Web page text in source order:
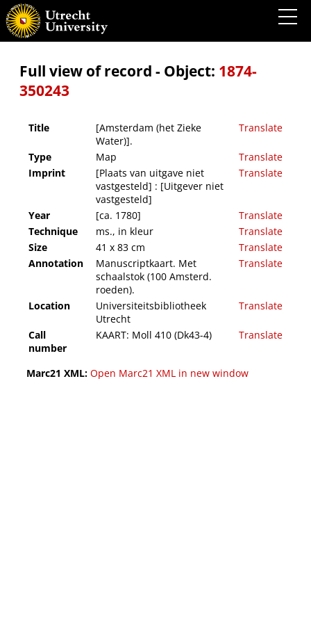
[Amsterdam (het Zieke Water)].
Full view of record - Object: 1874-
350243
Title
[Amsterdam (het Zieke
Water)].
Translate
Type Map
Translate
Imprint
[Plaats van uitgave niet
vastgesteld] : [Uitgever niet
vastgesteld]
Translate
Year [ca. 1780]
Translate
Technique
ms., in kleur
Translate
Size
41 x 83 cm
Translate
Annotation
Manuscriptkaart. Met
schaalstok (100 Amsterd.
roeden).
Translate
Location
Universiteitsbibliotheek
Utrecht
Translate
Call
number
KAART: Moll 410 (Dk43-4) Translate
Marc21 XML: Open Marc21 XML in new window